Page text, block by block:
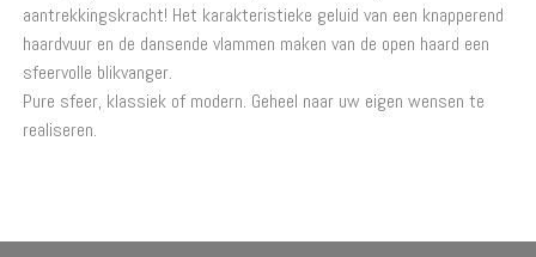
aantrekkingskracht! Het karakteristieke geluid van een knapperend
haardvuur en de dansende vlammen maken van de open haard een
sfeervolle blikvanger.
Pure sfeer, klassiek of modern. Geheel naar uw eigen wensen te
realiseren.